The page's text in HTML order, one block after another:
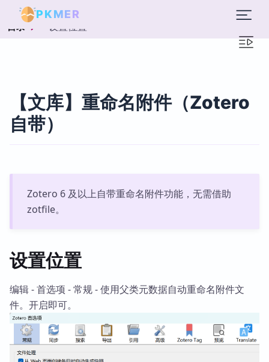
PKMER
目录 设置位置
【文库】重命名附件（Zotero
自带）
Zotero 6 及以上自带重命名附件功能，无需借助
zotfile。
设置位置
编辑 - 首选项 - 常规 - 使用父类元数据自动重命名附件文
件。开启即可。